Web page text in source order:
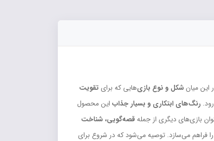
میانشکل و نوع بازی‌هایی که برای تقویت
رنگ‌های ابتکاری و بسیار جذاب این محصول
بازی‌های دیگری از جملهقصه‌گویی، شناخت
را فراهم می‌سازد. توصیه می‌شود که در شروع برای